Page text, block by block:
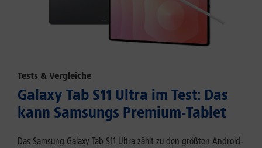
Tests & Vergleiche
Galaxy Tab S11 Ultra im Test: Das
kann Samsungs Premium-Tablet
Das Samsung Galaxy Tab S11 Ultra zählt zu den größten Android-